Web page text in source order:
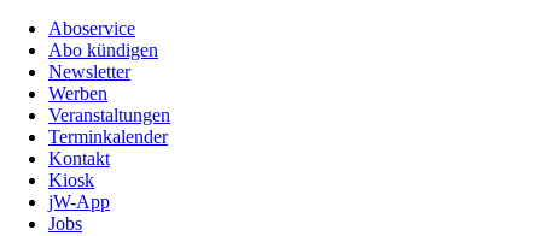
Aboservice
Abo kündigen
Newsletter
Werben
Veranstaltungen
Terminkalender
Kontakt
Kiosk
jW-App
Jobs